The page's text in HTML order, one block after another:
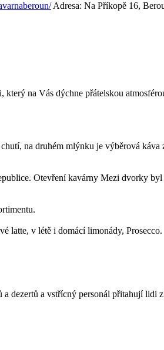
Adresa: Na Příkopě 16,
na Vás dýchne přátelskou
na druhém mlýnku je výběrová káva
Otevření kavárny Mezi dvorky
latte, v létě i domácí limonády, Prosecco.
dezertů a vstřícný personál přitahují lidi